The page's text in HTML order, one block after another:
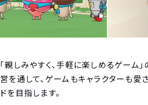
「親しみやすく、手軽に楽しめるゲーム」
営を通して、 ゲームもキャラクターも愛
ドを目指します。